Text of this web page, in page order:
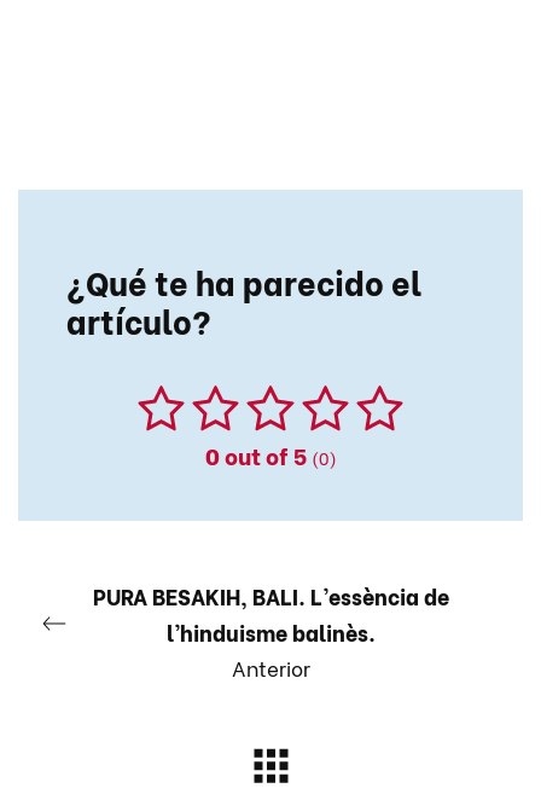
¿Qué te ha parecido el
artículo?
0out of 5 (0)
PURA BESAKIH, BALI. L’essència de
l’hinduisme balinès.
Anterior